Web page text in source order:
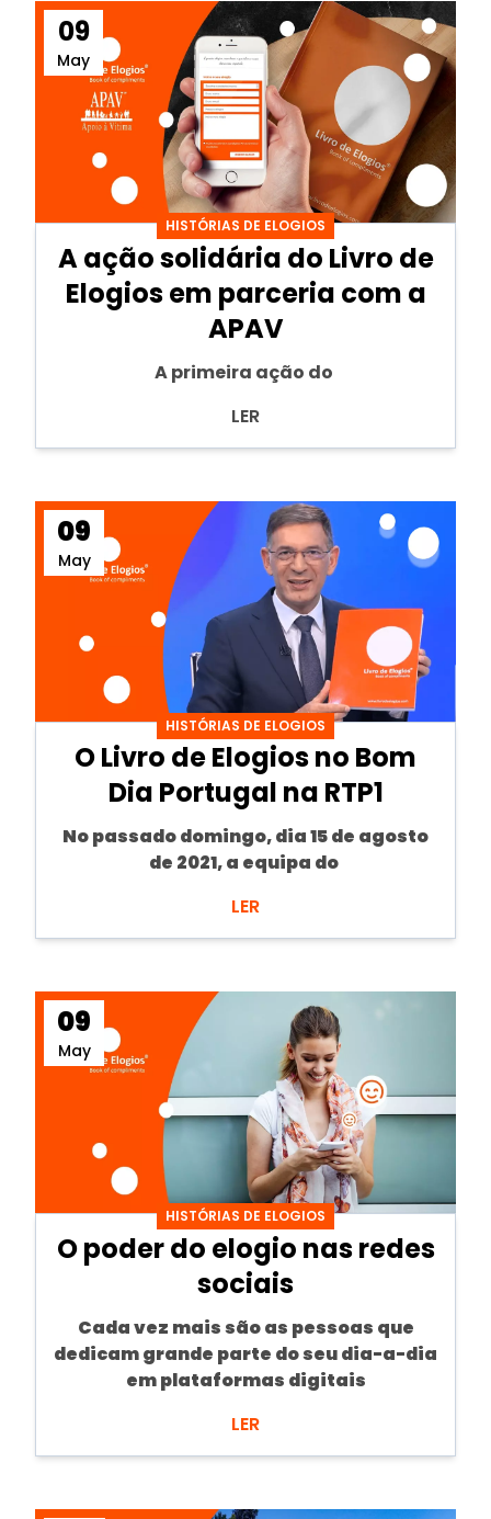
09
May
HISTÓRIAS DE ELOGIOS
A ação solidária do Livro de
Elogios em parceria com a
APAV
A primeira ação do
LER
09
May
HISTÓRIAS DE ELOGIOS
O Livro de Elogios no Bom
Dia Portugal na RTP1
No passado domingo, dia 15 de agosto
de 2021, a equipa do
LER
09
May
HISTÓRIAS DE ELOGIOS
O poder do elogio nas redes
sociais
Cada vez mais são as pessoas que
dedicam grande parte do seu dia-a-dia
emplataformas digitais
LER